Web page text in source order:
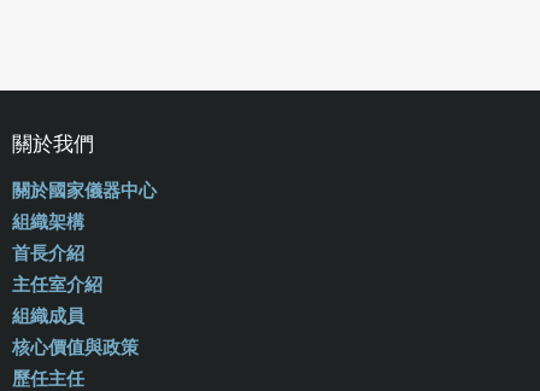
關於我們
關於國家儀器中心
組織架構
首長介紹
主任室介紹
組織成員
核心價值與政策
歷任主任